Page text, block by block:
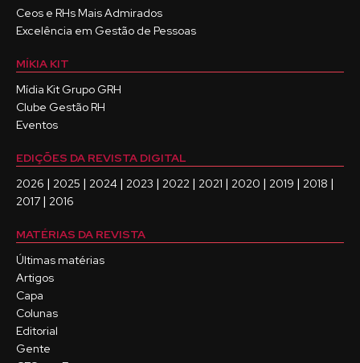
Ceos e RHs Mais Admirados
Excelência em Gestão de Pessoas
MÍKIA KIT
Mídia Kit Grupo GRH
Clube Gestão RH
Eventos
EDIÇÕES DA REVISTA DIGITAL
2026 | 2025 | 2024 | 2023 | 2022 | 2021 | 2020 | 2019 | 2018 |
2017 | 2016
MATÉRIAS DA REVISTA
Últimas matérias
Artigos
Capa
Colunas
Editorial
Gente